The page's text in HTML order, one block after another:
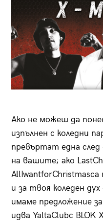
Ако не можеш да
изпълнен с коледни
превъртат една
на вашите; ако
AllIwantforChristmasса
и за твоя коледен
имаме предложение
идва YaltaClubс BLOK